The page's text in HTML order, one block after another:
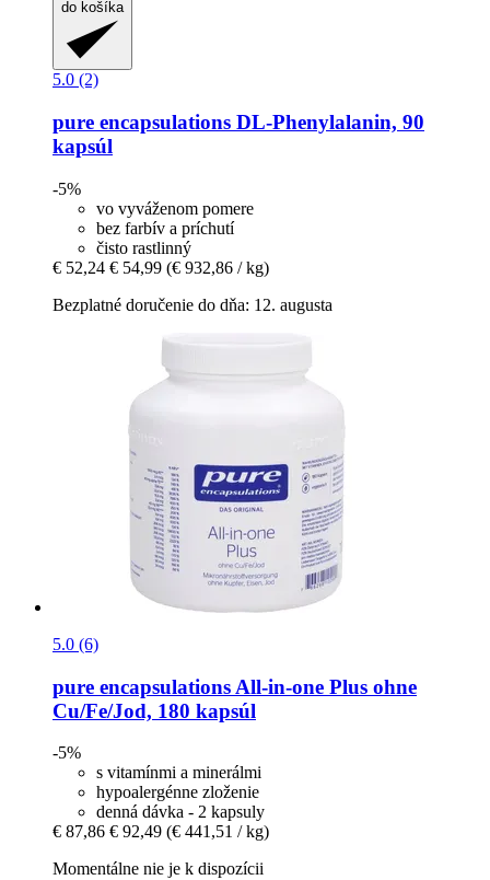
do košíka
5.0 (2)
pure encapsulations DL-​Phenylalanin, 90
kapsúl
-5%
vo vyváženom pomere
bez farbív a príchutí
čisto rastlinný
€ 52,24 € 54,99 (€ 932,86 / kg)
Bezplatné doručenie do dňa: 12. augusta
5.0 (6)
pure encapsulations All-​in-​one Plus ohne
Cu/Fe/Jod, 180 kapsúl
-5%
s vitamínmi a minerálmi
hypoalergénne zloženie
denná dávka - 2 kapsuly
€ 87,86 € 92,49 (€ 441,51 / kg)
Momentálne nie je k dispozícii